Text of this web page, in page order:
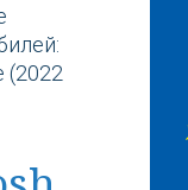
(2022